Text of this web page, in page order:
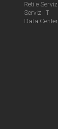
Reti e
Servizi IT
Data